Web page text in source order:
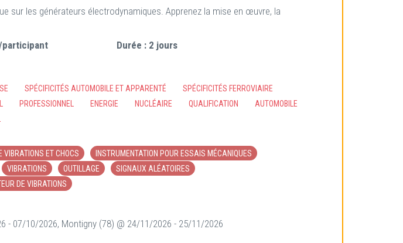
sur les générateurs électrodynamiques. Apprenez la mise en œuvre, la
participant Durée : 2 jours
SPÉCIFICITÉS AUTOMOBILE ET APPARENTÉ
SPÉCIFICITÉS FERROVIAIRE
PROFESSIONNEL ENERGIE NUCLÉAIRE QUALIFICATION
AUTOMOBILE
VIBRATIONS ET CHOCS
INSTRUMENTATION POUR ESSAIS MÉCANIQUES
VIBRATIONS OUTILLAGE
SIGNAUX ALÉATOIRES
DE VIBRATIONS
- 07/10/2026, Montigny (78) @ 24/11/2026 - 25/11/2026